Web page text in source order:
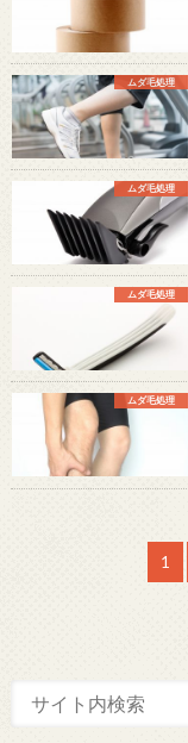
ムダ毛処理
ムダ毛処理
ムダ毛処理
ムダ毛処理
1